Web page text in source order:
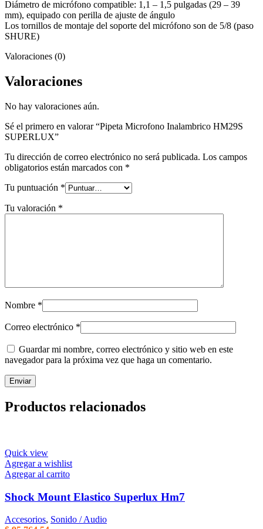
Diámetro de micrófono compatible: 1,1 – 1,5 pulgadas (29 – 39
mm), equipado con perilla de ajuste de ángulo
Los tornillos de montaje del soporte del micrófono son de 5/8 (paso
SHURE)
Valoraciones (0)
Valoraciones
No hay valoraciones aún.
Sé el primero en valorar “Pipeta Microfono Inalambrico HM29S
SUPERLUX”
Tu dirección de correo electrónico no será publicada. Los campos
obligatorios están marcados con *
Tu puntuación *
Tu valoración *
Nombre *
Correo electrónico *
Guardar mi nombre, correo electrónico y sitio web en este
navegador para la próxima vez que haga un comentario.
Productos relacionados
Quick view
Agregar a wishlist
Agregar al carrito
Shock Mount Elastico Superlux Hm7
Accesorios, Sonido / Audio